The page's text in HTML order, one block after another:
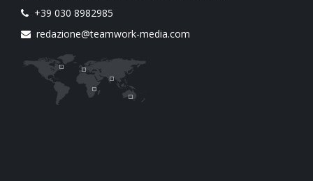
+39 030 8982985
redazione@teamwork-media.com